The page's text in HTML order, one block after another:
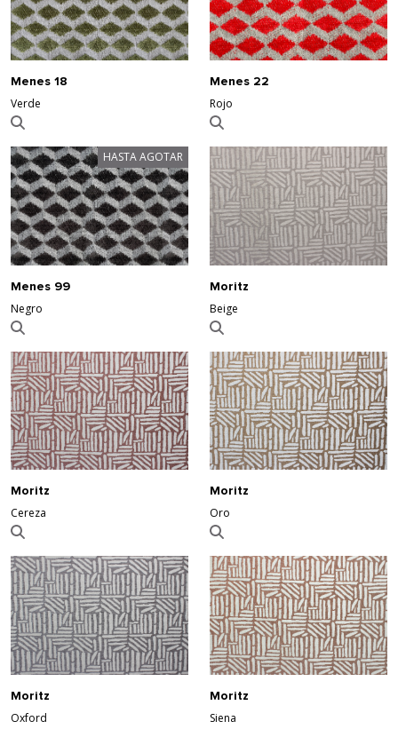
Menes 18
Verde
Menes 22
Rojo
HASTA AGOTAR
Menes 99
Negro
Moritz
Beige
Moritz
Cereza
Moritz
Oro
Moritz
Oxford
Moritz
Siena